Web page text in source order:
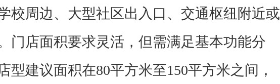
校周边、大型社区出入口、交通枢纽附近或
门店面积要求灵活，但需满足基本功能分
型建议面积在80平方米至150平方米之间，